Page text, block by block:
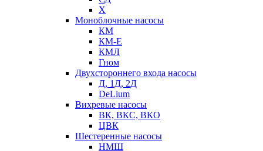
Х
Моноблочные насосы
КМ
КМ-Е
КМЛ
Гном
Двухстороннего входа насосы
Д, 1Д, 2Д
DeLium
Вихревые насосы
ВК, ВКС, ВКО
ЦВК
Шестеренные насосы
НМШ